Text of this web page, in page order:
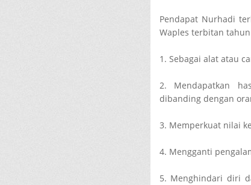
Pendapat Nurhadi
Waples terbitan
1. Sebagai alat atau
2. Mendapatkan
dibanding dengan
3. Memperkuat nilai
4. Mengganti
5. Menghindari diri